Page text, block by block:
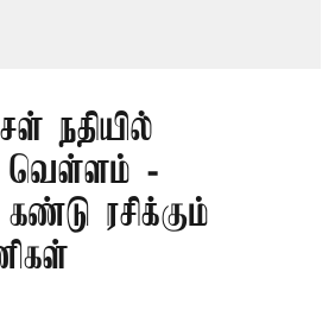
நதியில்
வெள்ளம் -
ரசிக்கும்